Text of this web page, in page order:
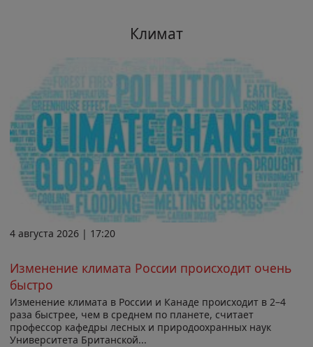
Климат
4 августа 2026 | 17:20
Изменение климата России происходит очень
быстро
Изменение климата в России и Канаде происходит в 2–4
раза быстрее, чем в среднем по планете, считает
профессор кафедры лесных и природоохранных наук
Университета Британской...